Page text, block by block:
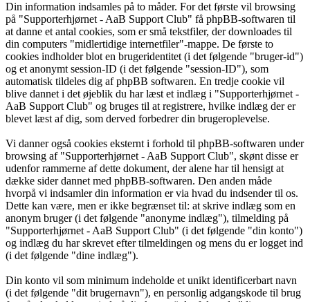
Din information indsamles på to måder. For det første vil browsing
på "Supporterhjørnet - AaB Support Club" få phpBB-softwaren til
at danne et antal cookies, som er små tekstfiler, der downloades til
din computers "midlertidige internetfiler"-mappe. De første to
cookies indholder blot en brugeridentitet (i det følgende "bruger-id")
og et anonymt session-ID (i det følgende "session-ID"), som
automatisk tildeles dig af phpBB softwaren. En tredje cookie vil
blive dannet i det øjeblik du har læst et indlæg i "Supporterhjørnet -
AaB Support Club" og bruges til at registrere, hvilke indlæg der er
blevet læst af dig, som derved forbedrer din brugeroplevelse.
Vi danner også cookies eksternt i forhold til phpBB-softwaren under
browsing af "Supporterhjørnet - AaB Support Club", skønt disse er
udenfor rammerne af dette dokument, der alene har til hensigt at
dække sider dannet med phpBB-softwaren. Den anden måde
hvorpå vi indsamler din information er via hvad du indsender til os.
Dette kan være, men er ikke begrænset til: at skrive indlæg som en
anonym bruger (i det følgende "anonyme indlæg"), tilmelding på
"Supporterhjørnet - AaB Support Club" (i det følgende "din konto")
og indlæg du har skrevet efter tilmeldingen og mens du er logget ind
(i det følgende "dine indlæg").
Din konto vil som minimum indeholde et unikt identificerbart navn
(i det følgende "dit brugernavn"), en personlig adgangskode til brug